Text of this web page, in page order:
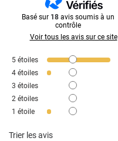
Basé sur 18 avis soumis à un
contrôle
Voir tous les avis sur ce site
5 étoiles
4 étoiles
3 étoiles
2 étoiles
1 étoile
Trier les avis